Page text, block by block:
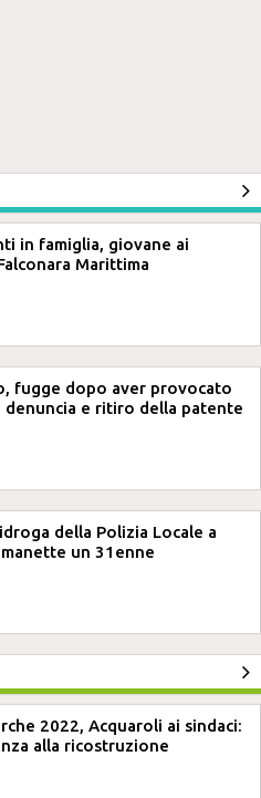
in famiglia, giovane ai
Marittima
fugge dopo aver provocato
denuncia e ritiro della patente
della Polizia Locale a
un 31enne
2022, Acquaroli ai sindaci:
alla ricostruzione